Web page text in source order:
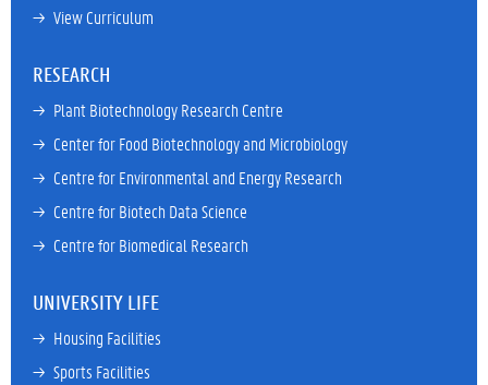
→ View Curriculum
RESEARCH
→ Plant Biotechnology Research Centre
→ Center for Food Biotechnology and Microbiology
→ Centre for Environmental and Energy Research
→ Centre for Biotech Data Science
→ Centre for Biomedical Research
UNIVERSITY LIFE
→ Housing Facilities
→ Sports Facilities